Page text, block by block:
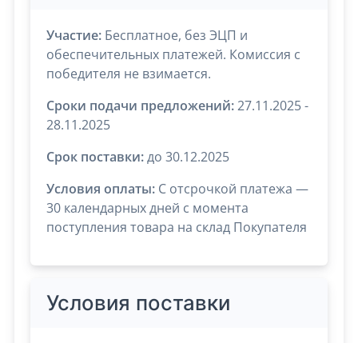
Участие: Бесплатное, без ЭЦП и
обеспечительных платежей. Комиссия с
победителя не взимается.
Сроки подачи предложений:27.11.2025 -
28.11.2025
Срок поставки:до 30.12.2025
Условия оплаты: C отсрочкой платежа —
30 календарных дней с момента
поступления товара на склад Покупателя
Условия поставки